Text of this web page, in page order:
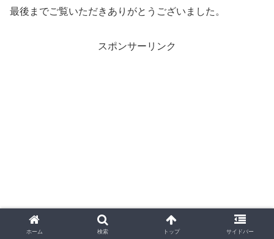
最後までご覧いただきありがとうございました。
スポンサーリンク
ホーム 検索 トップ サイドバー